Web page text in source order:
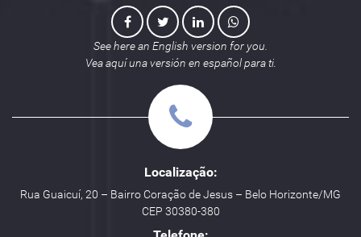
See here an English version for you.
Vea aquí una versión en español para ti.
Localização:
Rua Guaicuí, 20 – Bairro Coração de Jesus – Belo Horizonte/MG
CEP 30380-380